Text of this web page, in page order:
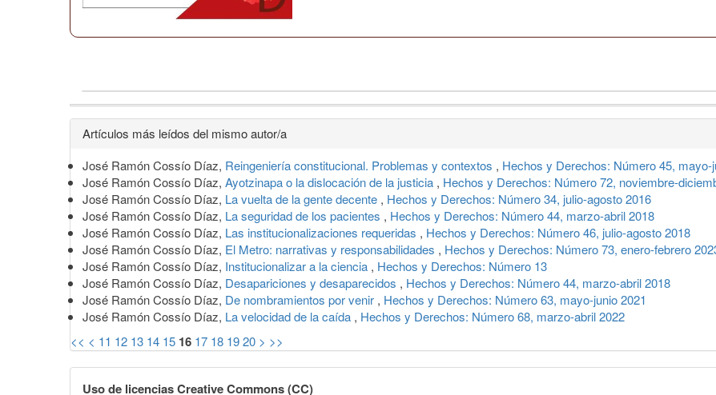
Detalles
del
artículo
Artículos más leídos del mismo autor/a
José Ramón Cossío Díaz, Reingeniería constitucional. Problemas y contextos , Hechos y Derechos: Número 45, mayo-
José Ramón Cossío Díaz, Ayotzinapa o la dislocación de la justicia , Hechos y Derechos: Número 72, noviembre-
José Ramón Cossío Díaz, La vuelta de la gente decente , Hechos y Derechos: Número 34, julio-agosto 2016
José Ramón Cossío Díaz, La seguridad de los pacientes , Hechos y Derechos: Número 44, marzo-abril 2018
José Ramón Cossío Díaz, Las institucionalizaciones requeridas , Hechos y Derechos: Número 46, julio-agosto 2018
José Ramón Cossío Díaz, El Metro: narrativas y responsabilidades , Hechos y Derechos: Número 73, enero-febrero
José Ramón Cossío Díaz, Institucionalizar a la ciencia , Hechos y Derechos: Número 13
José Ramón Cossío Díaz, Desapariciones y desaparecidos , Hechos y Derechos: Número 44, marzo-abril 2018
José Ramón Cossío Díaz, De nombramientos por venir , Hechos y Derechos: Número 63, mayo-junio 2021
José Ramón Cossío Díaz, La velocidad de la caída , Hechos y Derechos: Número 68, marzo-abril 2022
<< < 11 12 13 14 15 16 17 18 1920 > >>
Uso de licencias Creative Commons (CC)